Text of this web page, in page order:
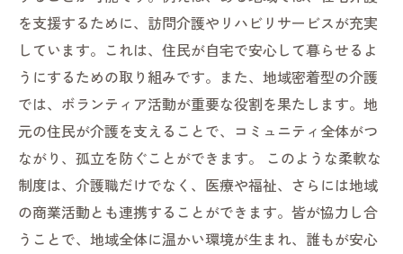
を支援するために、訪問介護やリハビリサービスが充実
しています。これは、住民が自宅で安心して暮らせるよ
うにするための取り組みです。また、地域密着型の介護
では、ボランティア活動が重要な役割を果たします。地
元の住民が介護を支えることで、コミュニティ全体がつ
ながり、孤立を防ぐことができます。 このような柔軟な
制度は、介護職だけでなく、医療や福祉、さらには地域
の商業活動とも連携することができます。皆が協力し合
うことで、地域全体に温かい環境が生まれ、誰もが安心